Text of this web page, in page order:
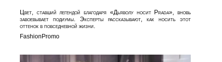
Цвет, ставший легендой благодаря «Дьяволу носит Prada», вновь
завоевывает подиумы. Эксперты рассказывают, как носить этот
оттенок в повседневной жизни.
FashionPromo